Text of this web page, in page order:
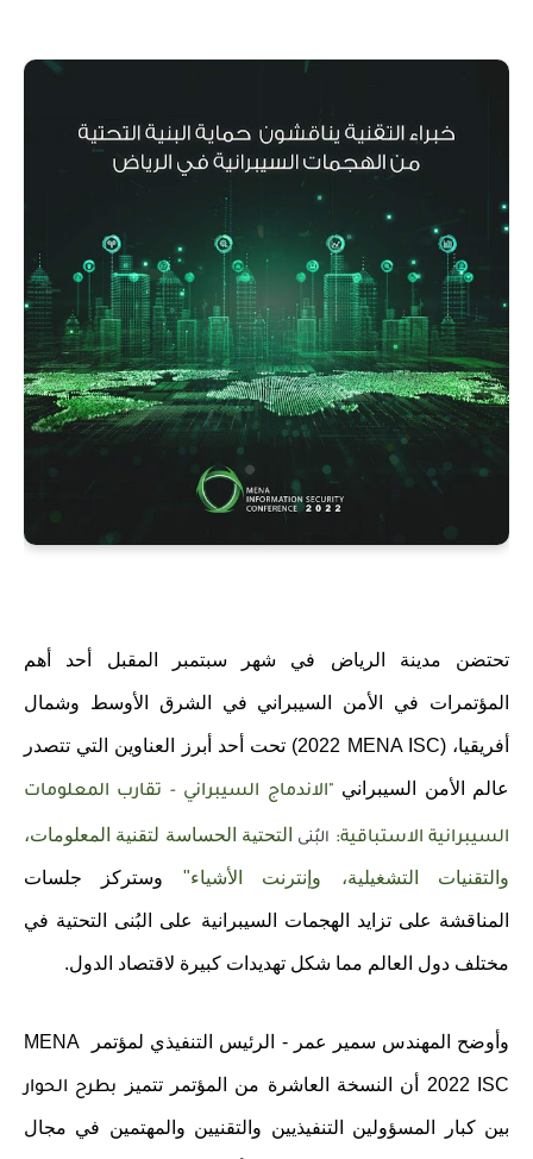
تحتضن مدينة الرياض في شهر سبتمبر المقبل أحد أهم
المؤتمرات في الأمن السيبراني في الشرق الأوسط وشمال
أفريقيا، (MENA ISC 2022) تحت أحد أبرز العناوين التي تتصدر
عالم الأمن السيبراني "الاندماج السيبراني - تقارب المعلومات
السيبرانية الاستباقية: البنى التحتية الحساسة لتقنية المعلومات،
والتقنيات التشغيلية، وإنترنت الأشياء" وستركز جلسات
المناقشة على تزايد الهجمات السيبرانية على البُنى التحتية في
مختلف دول العالم مما شكل تهديدات كبيرة لاقتصاد الدول.
وأوضح المهندس سمير عمر - الرئيس التنفيذي لمؤتمر MENA
ISC بطرح الحوار
بين كبار المسؤولين التنفيذيين والتقنيين والمهتمين في مجال